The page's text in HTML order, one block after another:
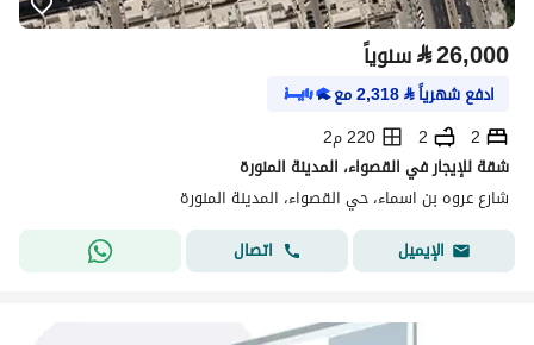
⃁26,000 سنوياً
ادفع شهرياً⃁
2,318مع
2
2
220 م2
شقة للإيجار في القصواء، المدينة المنورة
شارع عروه بن اسماء، حي القصواء، المدينة المنورة
الإيميل
اتصال